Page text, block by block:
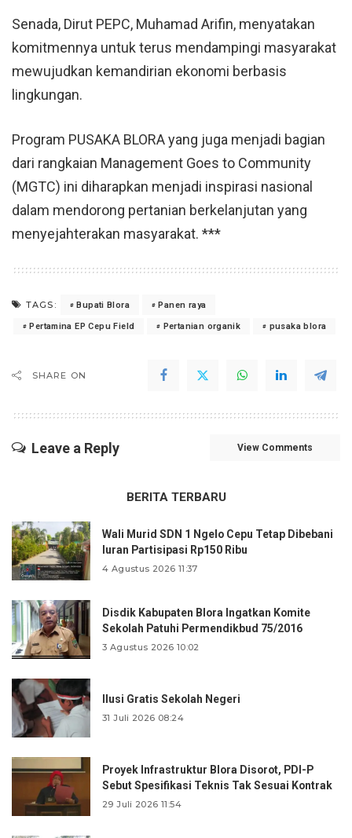
Senada, Dirut PEPC, Muhamad Arifin, menyatakan
komitmennya untuk terus mendampingi masyarakat
mewujudkan kemandirian ekonomi berbasis
lingkungan.
Program PUSAKA BLORA yang juga menjadi bagian
dari rangkaian Management Goes to Community
(MGTC) ini diharapkan menjadi inspirasi nasional
dalam mendorong pertanian berkelanjutan yang
menyejahterakan masyarakat. ***
TAGS: Bupati Blora Panen raya
Pertamina EP Cepu Field Pertanian organik pusaka blora
SHARE ON
Leave a Reply View Comments
BERITA TERBARU
Wali Murid SDN 1 Ngelo Cepu Tetap Dibebani
Iuran Partisipasi Rp150 Ribu
4 Agustus 2026 11:37
Disdik Kabupaten Blora Ingatkan Komite
Sekolah Patuhi Permendikbud 75/2016
3 Agustus 2026 10:02
Ilusi Gratis Sekolah Negeri
31 Juli 2026 08:24
Proyek Infrastruktur Blora Disorot, PDI-P
Sebut Spesifikasi Teknis Tak Sesuai Kontrak
29 Juli 2026 11:54